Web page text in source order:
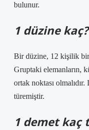
bulunur.
1 düzine kaç?
Bir düzine, 12 kişilik bir
Gruptaki elemanların,
ortak noktası
türemiştir.
1 demet kaç